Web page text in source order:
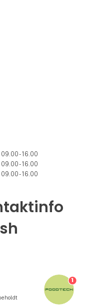
09.00 - 16.00
09.00 - 16.00
09.00 - 16.00
1